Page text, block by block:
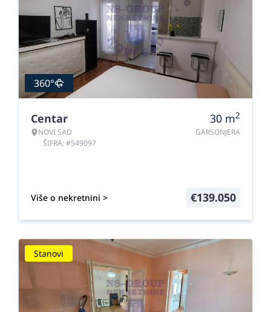
360°
Centar
NOVI SAD
ŠIFRA: #549097
30 m2
GARSONJERA
Više o nekretnini > €139.050
Stanovi